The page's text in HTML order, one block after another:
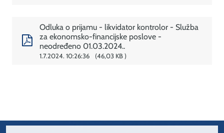
Odluka o prijamu - likvidator kontrolor - Služba
za ekonomsko-financijske poslove -
neodređeno 01.03.2024..
1.7.2024. 10:26:36 46,03 KB